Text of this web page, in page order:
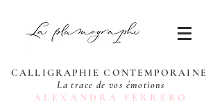
CALLIGRAPHIE CONTEMPORAINE
La trace de vos émotions
ALEXANDRA FERRERO